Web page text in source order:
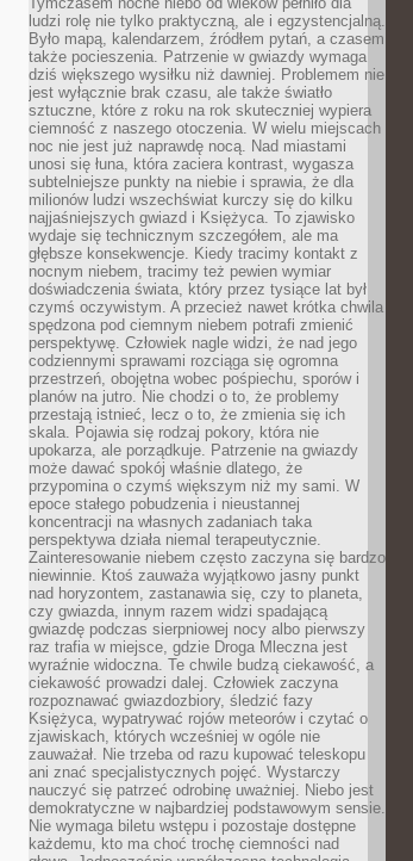
ludzi rolę nie tylko praktyczną, ale i egzystencjalną.
Było mapą, kalendarzem, źródłem pytań, a czasem
także pocieszenia. Patrzenie w gwiazdy wymaga
dziś większego wysiłku niż dawniej. Problemem nie
jest wyłącznie brak czasu, ale także światło
sztuczne, które z roku na rok skuteczniej wypiera
ciemność z naszego otoczenia. W wielu miejscach
noc nie jest już naprawdę nocą. Nad miastami
unosi się łuna, która zaciera kontrast, wygasza
subtelniejsze punkty na niebie i sprawia, że dla
milionów ludzi wszechświat kurczy się do kilku
najjaśniejszych gwiazd i Księżyca. To zjawisko
wydaje się technicznym szczegółem, ale ma
głębsze konsekwencje. Kiedy tracimy kontakt z
nocnym niebem, tracimy też pewien wymiar
doświadczenia świata, który przez tysiące lat był
czymś oczywistym. A przecież nawet krótka chwila
spędzona pod ciemnym niebem potrafi zmienić
perspektywę. Człowiek nagle widzi, że nad jego
codziennymi sprawami rozciąga się ogromna
przestrzeń, obojętna wobec pośpiechu, sporów i
planów na jutro. Nie chodzi o to, że problemy
przestają istnieć, lecz o to, że zmienia się ich
skala. Pojawia się rodzaj pokory, która nie
upokarza, ale porządkuje. Patrzenie na gwiazdy
może dawać spokój właśnie dlatego, że
przypomina o czymś większym niż my sami. W
epoce stałego pobudzenia i nieustannej
koncentracji na własnych zadaniach taka
perspektywa działa niemal terapeutycznie.
Zainteresowanie niebem często zaczyna się bardzo
niewinnie. Ktoś zauważa wyjątkowo jasny punkt
nad horyzontem, zastanawia się, czy to planeta,
czy gwiazda, innym razem widzi spadającą
gwiazdę podczas sierpniowej nocy albo pierwszy
raz trafia w miejsce, gdzie Droga Mleczna jest
wyraźnie widoczna. Te chwile budzą ciekawość, a
ciekawość prowadzi dalej. Człowiek zaczyna
rozpoznawać gwiazdozbiory, śledzić fazy
Księżyca, wypatrywać rojów meteorów i czytać o
zjawiskach, których wcześniej w ogóle nie
zauważał. Nie trzeba od razu kupować teleskopu
ani znać specjalistycznych pojęć. Wystarczy
nauczyć się patrzeć odrobinę uważniej. Niebo jest
demokratyczne w najbardziej podstawowym sensie.
Nie wymaga biletu wstępu i pozostaje dostępne
każdemu, kto ma choć trochę ciemności nad